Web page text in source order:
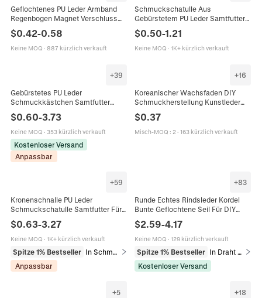
Geflochtenes PU Leder Armband
Regenbogen Magnet Verschluss
Minimalistisch Unisex Mode
$0.42-0.58
Keine MOQ · 887 kürzlich verkauft
Schmuckschatulle Aus
Gebürstetem PU Leder Samtfutter
Armband Display Geschenk
Aufbewahrung Koffer
$0.50-1.21
Keine MOQ · 1K+ kürzlich verkauft
+39
Gebürstetes PU Leder
Schmuckkästchen Samtfutter
Geschenk Organizer Für Ring
Halskette Armband Verpackung
Luxus Minimalistisch
$0.60-3.73
Keine MOQ · 353 kürzlich verkauft
Kostenloser Versand
Anpassbar
+16
Koreanischer Wachsfaden DIY
Schmuckherstellung Kunstleder
Schnur Für Armband Halskette
Perlenstickerei Handweberei
Material
$0.37
Misch-MOQ : 2· 163 kürzlich verkauft
+59
Kronenschnalle PU Leder
Schmuckschatulle Samtfutter Für
Ring Halskette Armband Anhänger
Display Etui High End Elegant
Verpackung
$0.63-3.27
Keine MOQ · 1K+ kürzlich verkauft
Spitze 1% Bestseller
In Schmuckverpackung & Präsentation
Anpassbar
+83
Runde Echtes Rindsleder Kordel
Bunte Geflochtene Seil Für DIY
Schmuckherstellung Armband
Halskette Handwerk Bedarf
$2.59-4.17
Keine MOQ · 129 kürzlich verkauft
Spitze 1% Bestseller
In Draht & Kordel
Kostenloser Versand
+5 +18